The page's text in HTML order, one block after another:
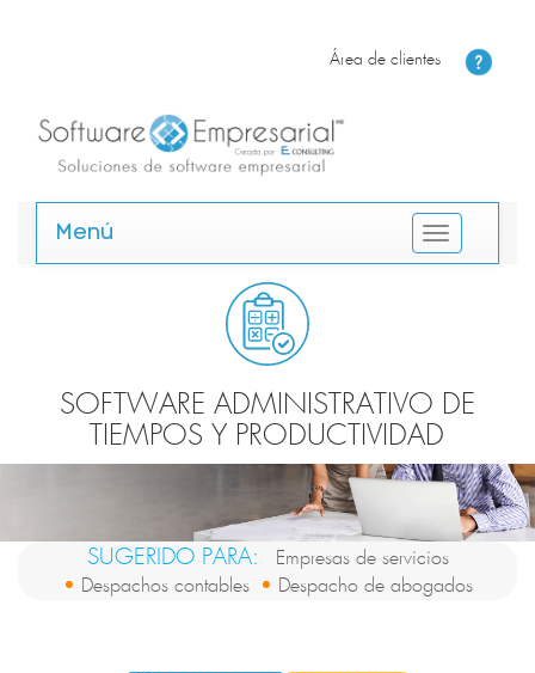
Área de clientes
Menú
SOFTWARE ADMINISTRATIVO DE
TIEMPOS Y PRODUCTIVIDAD
SUGERIDO PARA:
Empresas de servicios
• Despachos contables • Despacho de abogados